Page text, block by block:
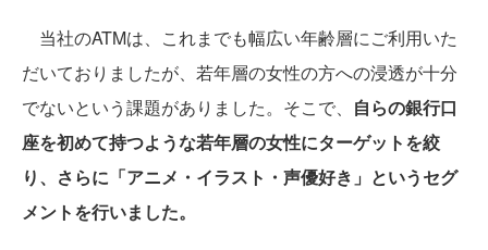
当社のATMは、これまでも幅広い年齢層にご利用いた
だいておりましたが、若年層の女性の方への浸透が十分
でないという課題がありました。そこで、 自らの銀行口
座を初めて持つような若年層の女性にターゲットを絞
り、さらに「アニメ・イラスト・声優好き」というセグ
メントを行いました。